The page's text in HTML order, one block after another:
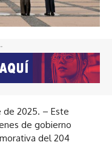
de 2025. – Este
de gobierno
del 204